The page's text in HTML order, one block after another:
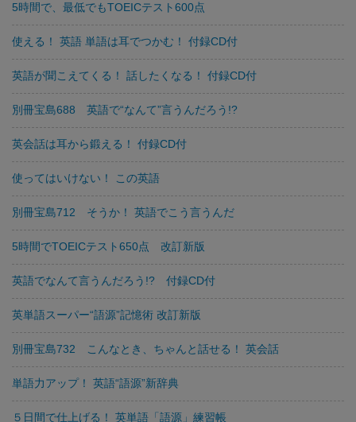
5時間で、最低でもTOEICテスト600点
使える！ 英語 単語は耳でつかむ！ 付録CD付
英語が聞こえてくる！ 話したくなる！ 付録CD付
別冊宝島688 英語で“なんて”言うんだろう!?
英会話は耳から鍛える！ 付録CD付
使ってはいけない！ この英語
別冊宝島712 そうか！ 英語でこう言うんだ
5時間でTOEICテスト650点 改訂新版
英語でなんて言うんだろう!? 付録CD付
英単語スーパー“語源”記憶術 改訂新版
別冊宝島732 こんなとき、ちゃんと話せる！ 英会話
単語力アップ！ 英語“語源”新辞典
５日間で仕上げる！ 英単語「語源」練習帳